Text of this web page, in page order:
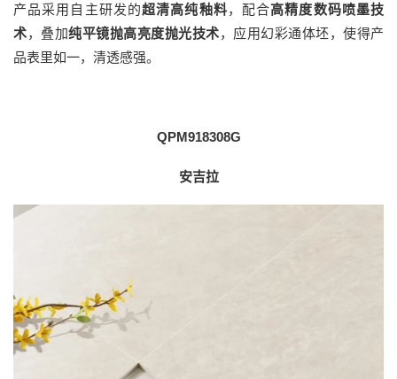
产品采用自主研发的超清高纯釉料，配合高精度数码喷墨技
术，叠加纯平镜抛高亮度抛光技术，应用幻彩通体坯，使得产
品表里如一，清透感强。
QPM918308G
安吉拉